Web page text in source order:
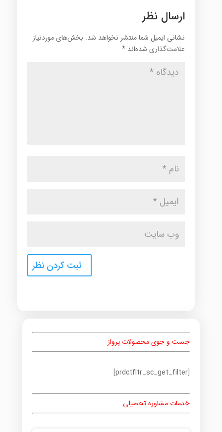
ارسال نظر
نشانی ایمیل شما منتشر نخواهد شد. بخش‌های موردنیاز
علامت‌گذاری شده‌اند *
جست و جوی محصولات پرواز
[prdctfltr_sc_get_filter]
خدمات مشاوره تحصیلی